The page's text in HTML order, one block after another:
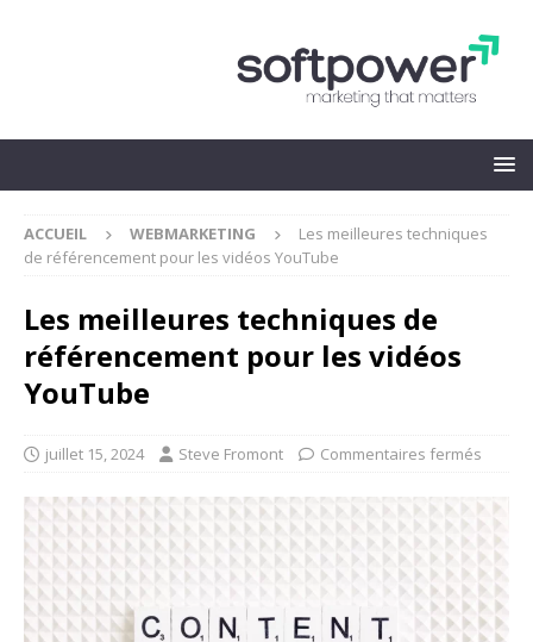
ACCUEIL WEBMARKETING
Les meilleures techniques
de référencement pour les vidéos YouTube
Les meilleures techniques de
référencement pour les vidéos
YouTube
juillet 15, 2024 Steve Fromont Commentaires fermés